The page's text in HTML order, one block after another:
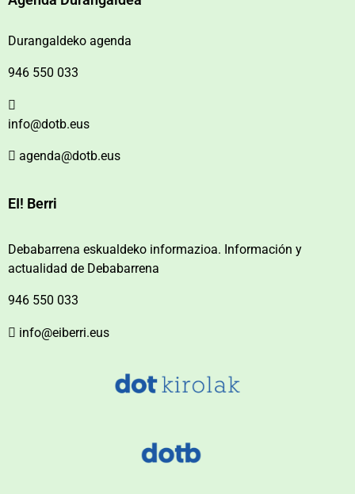
Durangaldeko agenda
946 550 033
info@dotb.eus
agenda@dotb.eus
EI! Berri
Debabarrena eskualdeko informazioa. Información y
actualidad de Debabarrena
946 550 033
info@eiberri.eus